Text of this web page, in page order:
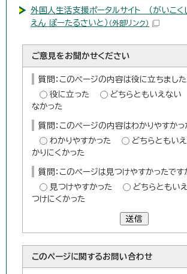
外国人生活支援ポータルサイト （がいこく
えん ぽーたるさいと） （外部リンク）
ご意見をお聞かせください
質問：このページの内容は役に立ちました
役に立った
どちらともいえない
なかった
質問：このページの内容はわかりやすかっ
わかりやすかった
どちらともい
かりにくかった
質問：このページは見つけやすかったです
見つけやすかった
どちらともい
つけにくかった
送信
このページに関するお問い合わせ